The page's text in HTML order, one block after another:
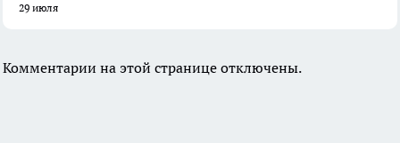
29 июля
Комментарии на этой странице отключены.